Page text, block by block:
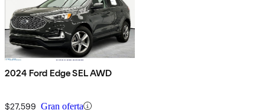
2024 Ford Edge SEL AWD
$27,599 Gran oferta